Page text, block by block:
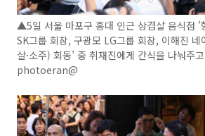
▲5일 서울 마포구 홍대 인근 삼겹살 음식점 '
SK그룹 회장, 구광모 LG그룹 회장, 이해진
살·소주) 회동’ 중 취재진에게 간식을 나눠주
photoeran@